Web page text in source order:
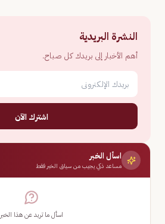
النشرة البريدية
أهم الأخبار إلى بريدك كل صباح.
اشترك الآن
اسأل الخبر
مساعد ذكي يجيب من سياق الخبر فقط
اسأل ما تريد عن هذا الخبر